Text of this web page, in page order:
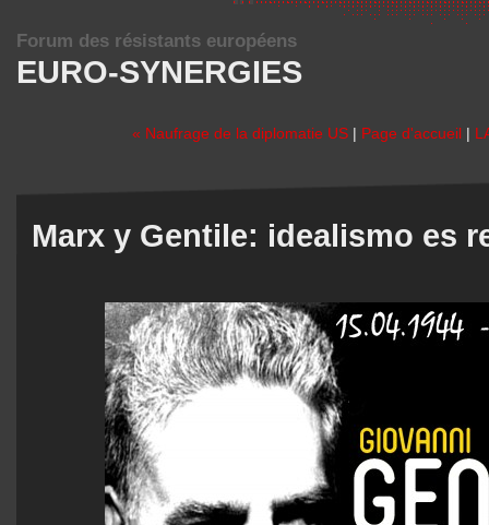
EURO-SYNERGIES
Forum des résistants européens
« Naufrage de la diplomatie US | Page d'accueil |
Marx y Gentile: idealismo es